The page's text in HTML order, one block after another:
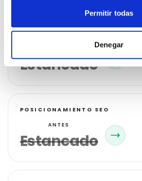
Permitir todas
Denegar
CONTACTOS B2B
Estancado
POSICIONAMIENTO SEO
ANTES
Estancado